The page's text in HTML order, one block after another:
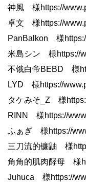
神風 様https://
卓文 様https://
PanBalkon 様
米島シン 様https://
不饿白帝BEBD 様
LYD 様https://
タケみそ_Z 様
RINN 様https://
ふぁぎ 様https://
三刀流的镰鼬 様
角角的肌肉酵母 様
Juhuca 様https://